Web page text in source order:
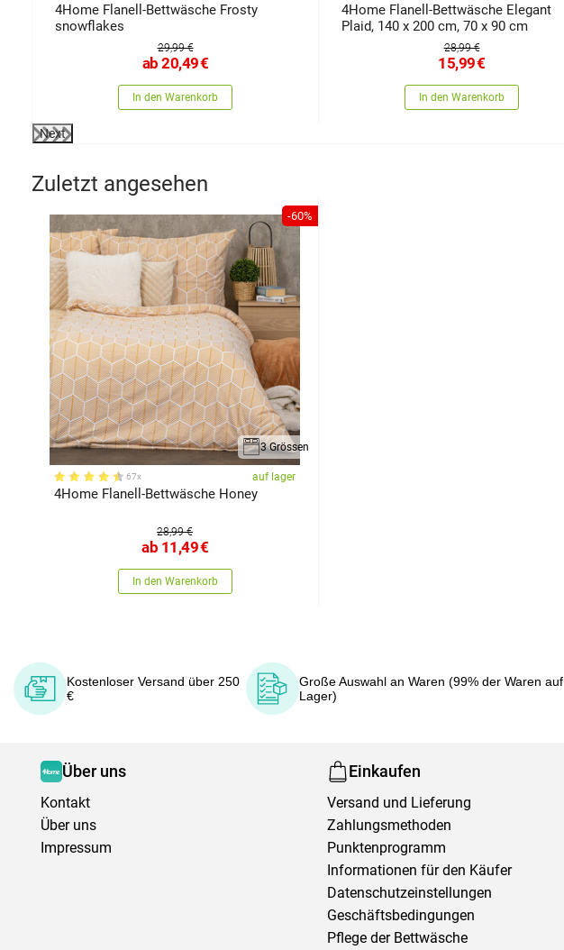
4Home Flanell-Bettwäsche Frosty
snowflakes
29,99 €
ab 20,49€
In den Warenkorb
4Home Flanell-Bettwäsche Elegant
Plaid, 140 x 200 cm, 70 x 90 cm
28,99 €
15,99€
In den Warenkorb
Next
Zuletzt angesehen
-60%
3 Grössen
67x auf lager
4Home Flanell-Bettwäsche Honey
28,99 €
ab 11,49€
In den Warenkorb
Kostenloser Versand über 250
€
Große Auswahl an Waren (99% der Waren auf
Lager)
Über uns
Kontakt
Über uns
Impressum
Einkaufen
Versand und Lieferung
Zahlungsmethoden
Punktenprogramm
Informationen für den Käufer
Datenschutzeinstellungen
Geschäftsbedingungen
Pflege der Bettwäsche